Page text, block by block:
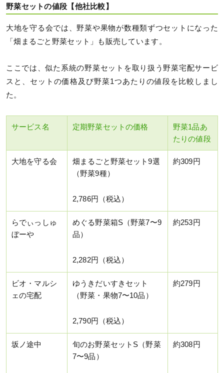
野菜セットの値段【他社比較】
大地を守る会では、野菜や果物が数種類ずつセットになった
「畑まるごと野菜セット」も販売しています。
ここでは、似た系統の野菜セットを取り扱う野菜宅配サービ
スと、セットの価格及び野菜1つあたりの値段を比較しまし
た。
サービス名 定期野菜セットの価格
野菜1品あ
たりの値段
大地を守る会
畑まるごと野菜セット9選
（野菜9種）
2,786円（税込）
約309円
らでぃっしゅ
ぼーや
めぐる野菜箱S（野菜7〜9
品）
2,282円（税込）
約253円
ビオ・マルシ
ェの宅配
ゆうきだいすきセット
（野菜・果物7〜10品）
2,790円（税込）
約279円
坂ノ途中
旬のお野菜セットS（野菜
7〜9品）
約308円